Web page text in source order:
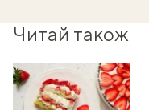
Читай також